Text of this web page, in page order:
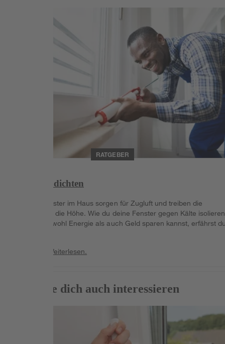
RATGEBER
Fenster abdichten
Undichte Fenster im Haus sorgen für Zugluft und treiben die
Heizkosten in die Höhe. Wie du deine Fenster gegen Kälte isolieren
und damit sowohl Energie als auch Geld sparen kannst, erfährst
Weiterlesen.
Das könnte dich auch interessieren